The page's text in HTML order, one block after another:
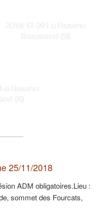
2018 12 09 La Baume
Roustand (9)
Baume
(8)
25/11/2018
ADM obligatoires.Lieu :
sommet des Fourcats,